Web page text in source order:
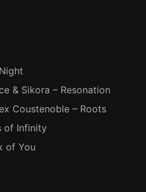
& Sikora – Resonation
Coustenoble – Roots
of Infinity
of You